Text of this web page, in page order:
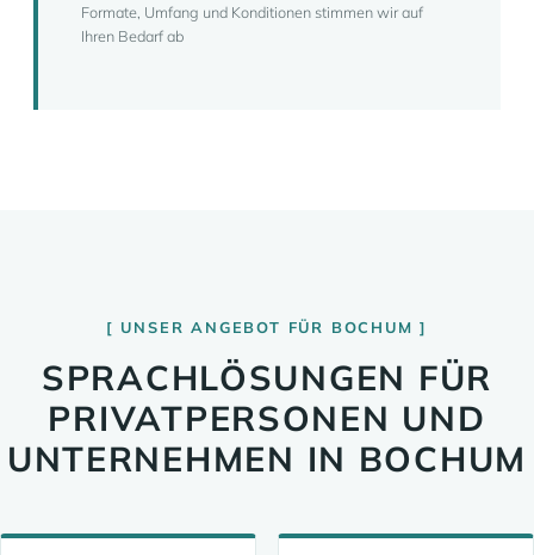
Formate, Umfang und Konditionen stimmen wir auf
Ihren Bedarf ab
UNSER ANGEBOT FÜR BOCHUM
SPRACHLÖSUNGEN FÜR
PRIVATPERSONEN UND
UNTERNEHMEN IN BOCHUM